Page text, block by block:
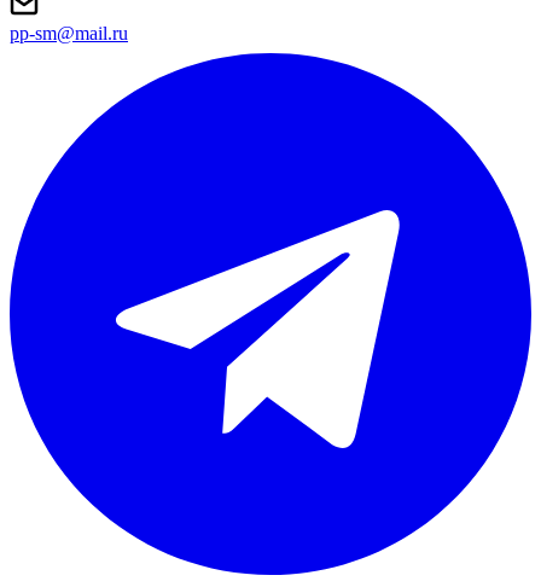
pp-sm@mail.ru